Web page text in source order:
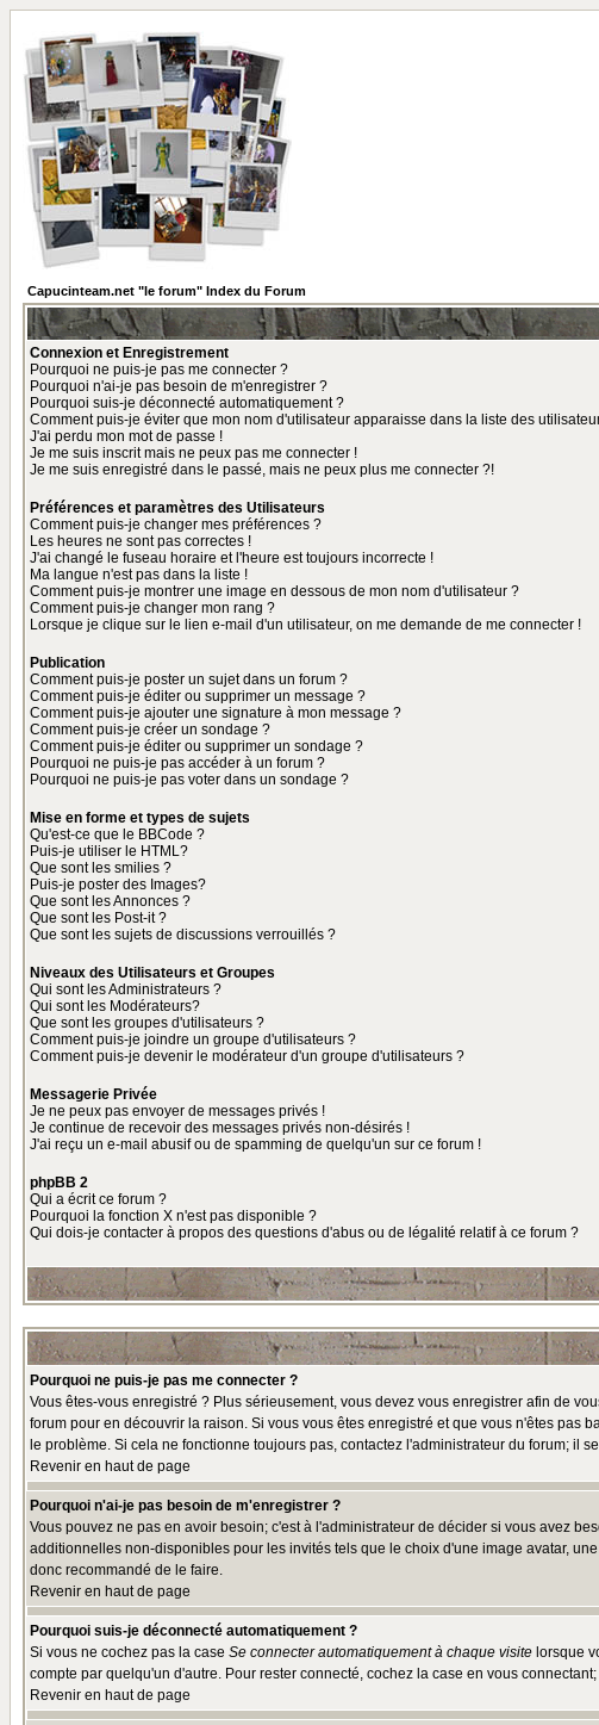
Capucinteam.net "le forum" Index du Forum
Connexion et Enregistrement
Pourquoi ne puis-je pas me connecter ?
Pourquoi n'ai-je pas besoin de m'enregistrer ?
Pourquoi suis-je déconnecté automatiquement ?
Comment puis-je éviter que mon nom d'utilisateur apparaisse dans la liste des
J'ai perdu mon mot de passe !
Je me suis inscrit mais ne peux pas me connecter !
Je me suis enregistré dans le passé, mais ne peux plus me connecter ?!
Préférences et paramètres des Utilisateurs
Comment puis-je changer mes préférences ?
Les heures ne sont pas correctes !
J'ai changé le fuseau horaire et l'heure est toujours incorrecte !
Ma langue n'est pas dans la liste !
Comment puis-je montrer une image en dessous de mon nom d'utilisateur ?
Comment puis-je changer mon rang ?
Lorsque je clique sur le lien e-mail d'un utilisateur, on me demande de me connecter !
Publication
Comment puis-je poster un sujet dans un forum ?
Comment puis-je éditer ou supprimer un message ?
Comment puis-je ajouter une signature à mon message ?
Comment puis-je créer un sondage ?
Comment puis-je éditer ou supprimer un sondage ?
Pourquoi ne puis-je pas accéder à un forum ?
Pourquoi ne puis-je pas voter dans un sondage ?
Mise en forme et types de sujets
Qu'est-ce que le BBCode ?
Puis-je utiliser le HTML?
Que sont les smilies ?
Puis-je poster des Images?
Que sont les Annonces ?
Que sont les Post-it ?
Que sont les sujets de discussions verrouillés ?
Niveaux des Utilisateurs et Groupes
Qui sont les Administrateurs ?
Qui sont les Modérateurs?
Que sont les groupes d'utilisateurs ?
Comment puis-je joindre un groupe d'utilisateurs ?
Comment puis-je devenir le modérateur d'un groupe d'utilisateurs ?
Messagerie Privée
Je ne peux pas envoyer de messages privés !
Je continue de recevoir des messages privés non-désirés !
J'ai reçu un e-mail abusif ou de spamming de quelqu'un sur ce forum !
phpBB 2
Qui a écrit ce forum ?
Pourquoi la fonction X n'est pas disponible ?
Qui dois-je contacter à propos des questions d'abus ou de légalité relatif à ce forum ?
Pourquoi ne puis-je pas me connecter ?
Vous êtes-vous enregistré ? Plus sérieusement, vous devez vous enregistrer afin de
forum pour en découvrir la raison. Si vous vous êtes enregistré et que vous n'êtes pas
le problème. Si cela ne fonctionne toujours pas, contactez l'administrateur du forum; il
Revenir en haut de page
Pourquoi n'ai-je pas besoin de m'enregistrer ?
Vous pouvez ne pas en avoir besoin; c'est à l'administrateur de décider si vous avez
additionnelles non-disponibles pour les invités tels que le choix d'une image avatar,
donc recommandé de le faire.
Revenir en haut de page
Pourquoi suis-je déconnecté automatiquement ?
Si vous ne cochez pas la case Se connecter automatiquement à chaque visite lorsque
compte par quelqu'un d'autre. Pour rester connecté, cochez la case en vous
Revenir en haut de page